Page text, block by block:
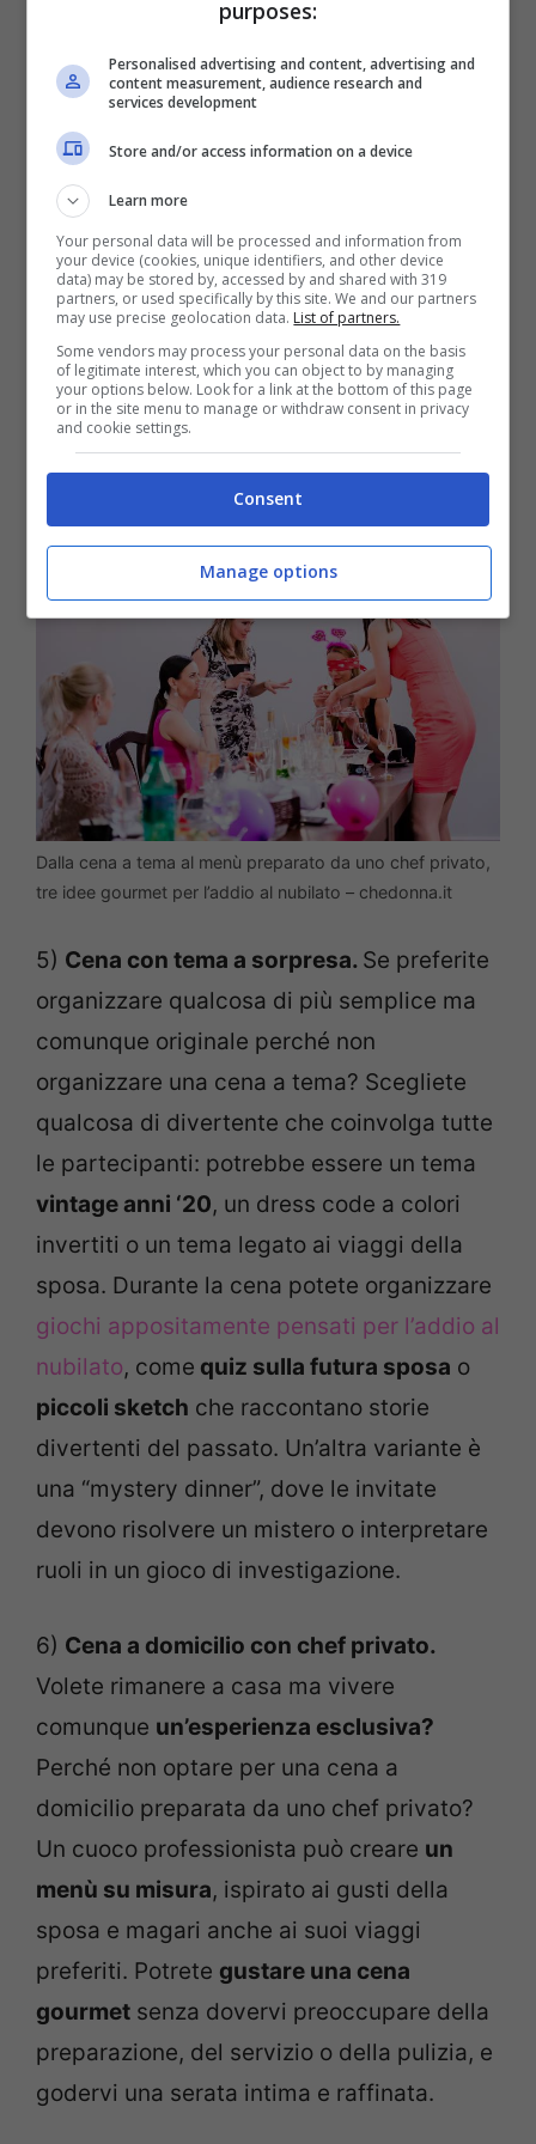
in un bel parco o in una località
suggestiva è una scelta perfetta. Non un
semplice pranzo all’aperto, ma
un’esperienza pensata percoccolare la
sposa
e le sue amiche con un allestimento
chic: candele, fiori freschi e, perché no, un
menù gourmet.Aggiungete bollicine,
musica di sottofondo e magari anche un
set per foto istantanee, per catturare ogni
momento. Il pic-nic si può organizzare
anche al tramonto: l’atmosfera sarà ancora
più magica.
Dalla cena a tema al menù preparato da uno chef privato,
tre idee gourmet per l’addio al nubilato – chedonna.it
5) Cena con tema a sorpresa. Se preferite
organizzare qualcosa di più semplice ma
comunque originale perché non
organizzare una cena a tema? Scegliete
qualcosa di divertente che coinvolga tutte
le partecipanti: potrebbe essere un tema
vintage anni ‘20, un dress code a colori
invertiti o un tema legato ai viaggi della
sposa. Durante la cena potete organizzare
giochi appositamente pensati per l’addio al
nubilato, come quiz sulla futura sposa o
piccoli sketch che raccontano storie
divertenti del passato. Un’altra variante è
una “mystery dinner”, dove le invitate
devono risolvere un mistero o interpretare
ruoli in un gioco di investigazione.
6) Cena a domicilio con chef privato.
Volete rimanere a casa ma vivere
comunque un’esperienza esclusiva?
Perché non optare per una cena a
domicilio preparata da uno chef privato?
Un cuoco professionista può creare un
menù su misura, ispirato ai gusti della
sposa e magari anche ai suoi viaggi
preferiti. Potrete gustare una cena
gourmet senza dovervi preoccupare della
preparazione, del servizio o della pulizia, e
godervi una serata intima e raffinata.
purposes:
Personalised advertising and content, advertising and
content measurement, audience research and
services development
Store and/or access information on a device
Learn more
Your personal data will be processed and information from
your device (cookies, unique identifiers, and other device
data) may be stored by, accessed by and shared with 319
partners, or used specifically by this site. We and our partners
may use precise geolocation data. List of partners.
Some vendors may process your personal data on the basis
of legitimate interest, which you can object to by managing
your options below. Look for a link at the bottom of this page
or in the site menu to manage or withdraw consent in privacy
and cookie settings.
Consent
Manage options